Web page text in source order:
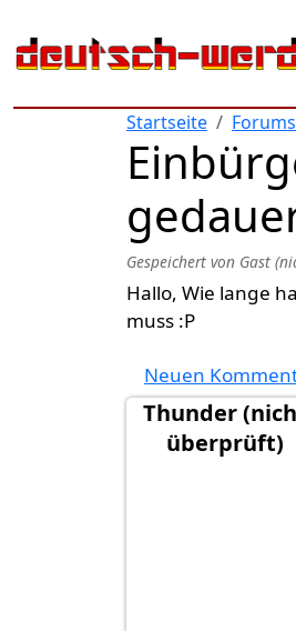
Startseite
Forums
Gespeichert von Gast
Hallo, Wie lange
muss :P
Neuen
Thunder
überprüft)